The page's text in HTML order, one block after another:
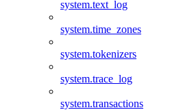
system.text_log
system.time_zones
system.tokenizers
system.trace_log
system.transactions